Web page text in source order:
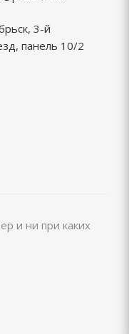
3-й
панель 10/2
и ни при каких